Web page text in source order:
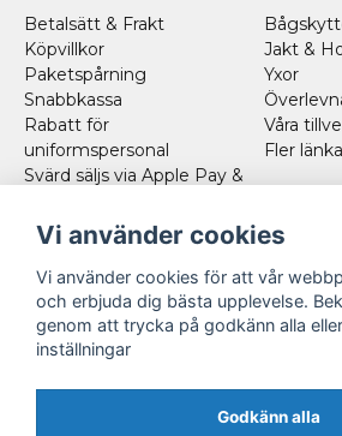
Betalsätt & Frakt
Köpvillkor
Paketspårning
Snabbkassa
Rabatt för
uniformspersonal
Svärd säljs via Apple Pay &
Norska kunder
Cookies
Jakt &
Yxor
Våra
Fler
FÖLJ OSS
Facebook
Instagram
Youtube
Vi använder cookies
Vi använder cookies för att vår
och erbjuda dig bästa upplevelse.
genom att trycka på godkänn alla
inställningar
Godkänn alla